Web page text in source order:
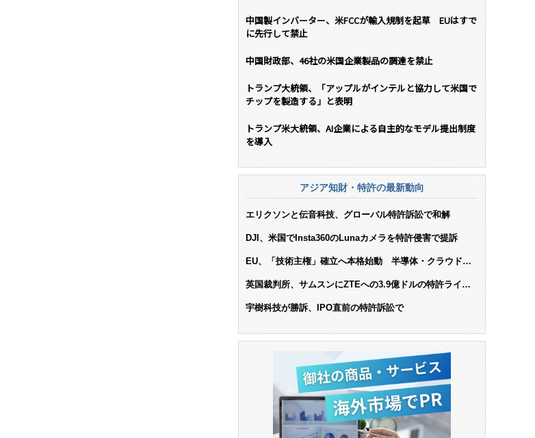
中国製インバーター、米FCCが輸入規制を起草 EUはすで
に先行して禁止
中国財政部、46社の米国企業製品の調達を禁止
トランプ大統領、「アップルがインテルと協力して米国で
チップを製造する」と表明
トランプ米大統領、AI企業による自主的なモデル提出制度
を導入
アジア知財・特許の最新動向
エリクソンと伝音科技、グローバル特許訴訟で和解
DJI、米国でInsta360のLunaカメラを特許侵害で提訴
EU、「技術主権」確立へ本格始動 半導体・クラウド・
英国裁判所、サムスンにZTEへの3.9億ドルの特許ライセ
宇樹科技が勝訴、IPO直前の特許訴訟で